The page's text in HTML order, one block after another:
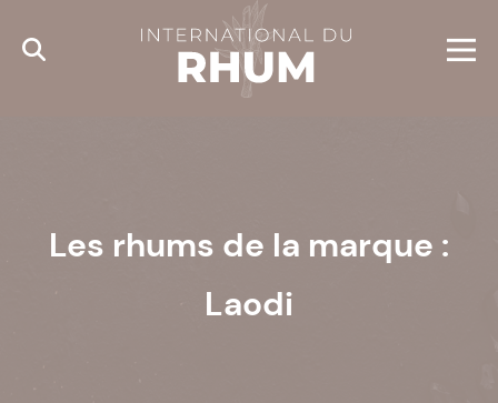
Les rhums de la marque :
Laodi
Cookies management panel